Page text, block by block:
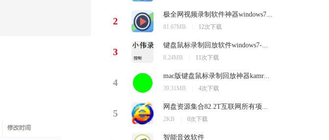
2
极全网视频录制软件神器windows7...
81.67MB 12次下载
3
键盘鼠标录制回放软件windows7-...
8.24MB 11次下载
4
mac版键盘鼠标录制回放神器kamr...
39.31MB 4次下载
5
网盘资源集合82.2T互联网所有项...
2KB 0次下载
智能音效软件